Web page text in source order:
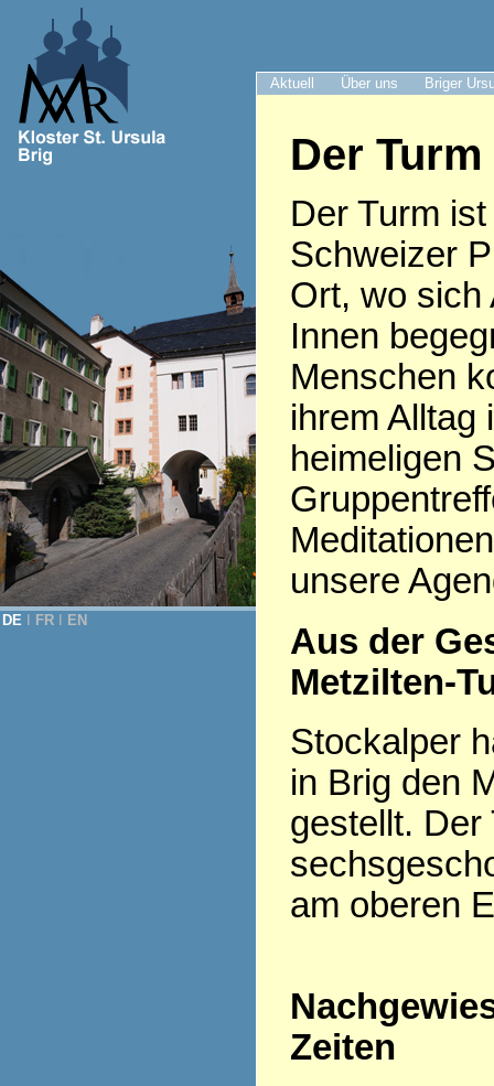
Aktuell Über uns Briger
DE FR EN
Der
Der Turm
Schweizer
Ort, wo sich
Innen
Menschen
ihrem Alltag
heimeligen
unsere
Aus der
Metzilten-
Stockalper
in Brig den
gestellt. Der
am oberen
Zeiten